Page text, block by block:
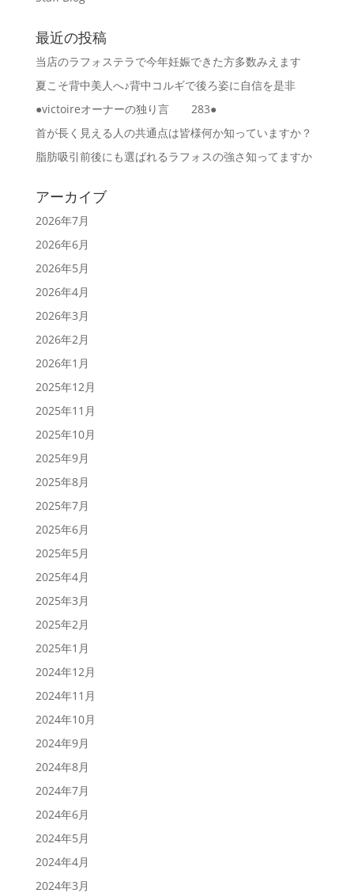
最近の投稿
当店のラフォステラで今年妊娠できた方多数みえます
夏こそ背中美人へ♪背中コルギで後ろ姿に自信を是非
●victoireオーナーの独り言 283●
首が長く見える人の共通点は皆様何か知っていますか？
脂肪吸引前後にも選ばれるラフォスの強さ知ってますか
アーカイブ
2026年7月
2026年6月
2026年5月
2026年4月
2026年3月
2026年2月
2026年1月
2025年12月
2025年11月
2025年10月
2025年9月
2025年8月
2025年7月
2025年6月
2025年5月
2025年4月
2025年3月
2025年2月
2025年1月
2024年12月
2024年11月
2024年10月
2024年9月
2024年8月
2024年7月
2024年6月
2024年5月
2024年4月
2024年3月